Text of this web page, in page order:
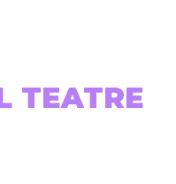
TEATRE